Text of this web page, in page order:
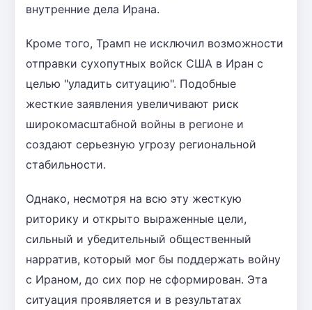
внутренние дела Ирана.
Кроме того, Трамп не исключил возможности
отправки сухопутных войск США в Иран с
целью "уладить ситуацию". Подобные
жесткие заявления увеличивают риск
широкомасштабной войны в регионе и
создают серьезную угрозу региональной
стабильности.
Однако, несмотря на всю эту жесткую
риторику и открыто выраженные цели,
сильный и убедительный общественный
нарратив, который мог бы поддержать войну
с Ираном, до сих пор не сформирован. Эта
ситуация проявляется и в результатах